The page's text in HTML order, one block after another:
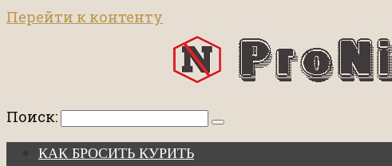
Перейти к контенту
Поиск:
КАК БРОСИТЬ КУРИТЬ